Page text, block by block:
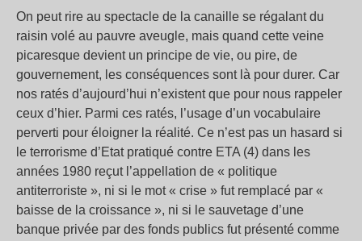
On peut rire au spectacle de la canaille se régalant du
raisin volé au pauvre aveugle, mais quand cette veine
picaresque devient un principe de vie, ou pire, de
gouvernement, les conséquences sont là pour durer. Car
nos ratés d’aujourd’hui n’existent que pour nous rappeler
ceux d’hier. Parmi ces ratés, l’usage d’un vocabulaire
perverti pour éloigner la réalité. Ce n’est pas un hasard si
le terrorisme d’Etat pratiqué contre ETA (4) dans les
années 1980 reçut l’appellation de « politique
antiterroriste », ni si le mot « crise » fut remplacé par «
baisse de la croissance », ni si le sauvetage d’une
banque privée par des fonds publics fut présenté comme